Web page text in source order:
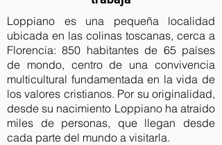
Loppiano es una pequeña localidad
ubicada en las colinas toscanas, cerca a
Florencia: 850 habitantes de 65 países
de mondo, centro de una convivencia
multicultural fundamentada en la vida de
los valores cristianos. Por su originalidad,
desde su nacimiento Loppiano ha atraido
miles de personas, que llegan desde
cada parte del mundo a visitarla.